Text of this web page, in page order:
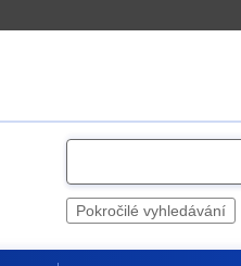
e
Pokročilé vyhledávání